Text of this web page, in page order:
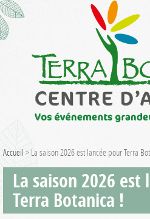
Accueil > La saison 2026 est lancée pour Terra
La saison 2026 est
Terra Botanica !